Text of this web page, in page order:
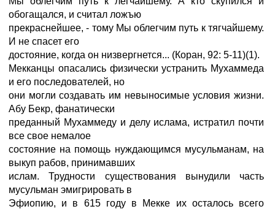
обогащался, и считал ложъю
прекраснейшее, - тому Мы облегчим путь к тягчайшему.
И не спасет его
достояние, когда он низвергнется... (Коран, 92: 5-11)(1).
Мекканцы опасались физически устранить Мухаммеда
и его последователей, но
они могли создавать им невыносимые условия жизни.
Абу Бекр, фанатически
преданный Мухаммеду и делу ислама, истратил почти
все свое немалое
состояние на помощь нуждающимся мусульманам, на
выкуп рабов, принимавших
ислам. Трудности существования вынудили часть
мусульман эмигрировать в
Эфиопию, и в 615 году в Мекке их осталось всего